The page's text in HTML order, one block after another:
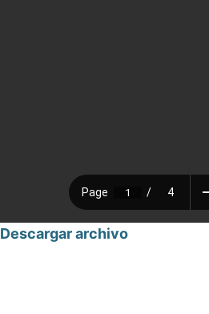
Descargar archivo